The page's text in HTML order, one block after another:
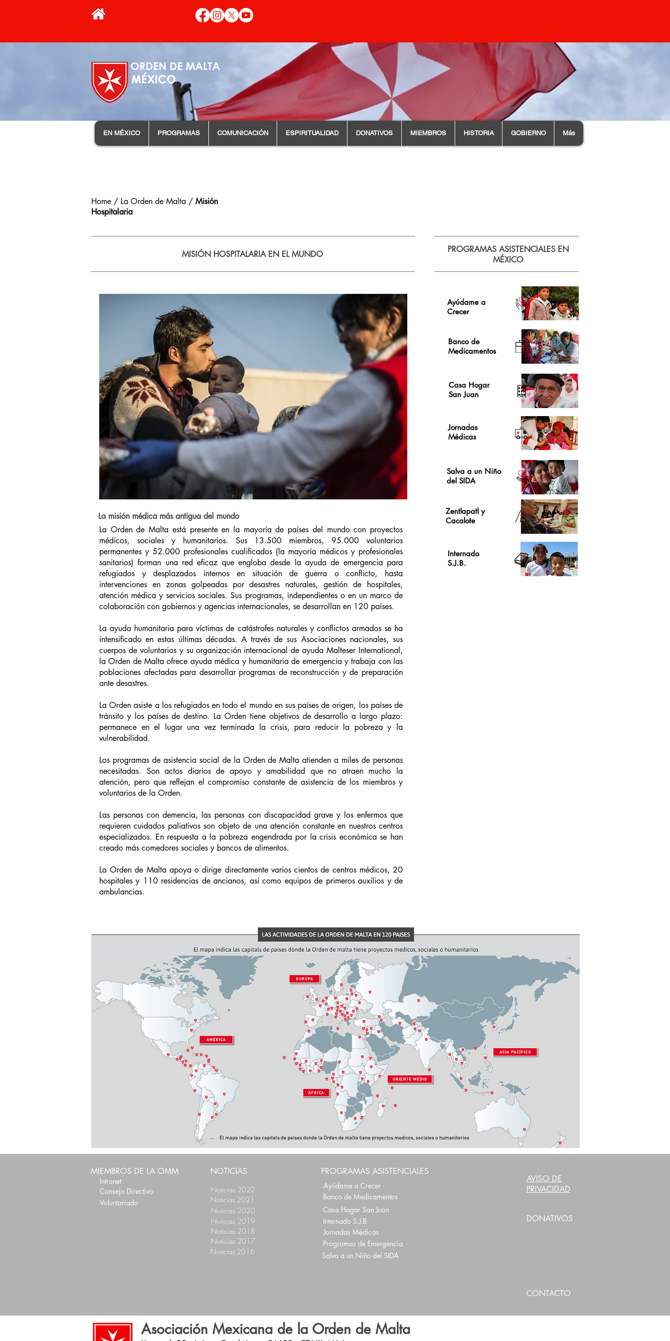
EN MÉXICO PROGRAMAS COMUNICACIÓN ESPIRITUALIDAD DONATIVOS MIEMBROS HISTORIA GOBIERNO Más
Home / La Orden de Malta / Misión
Hospitalaria
MISIÓN HOSPITALARIA EN EL MUNDO
La misión médica más antigua del mundo
La Orden de Malta está presente en la mayoría de países del mundo con proyectos
médicos, sociales y humanitarios. Sus 13.500 miembros, 95.000 voluntarios
permanentes y 52.000 profesionales cualificados (la mayoría médicos y profesionales
sanitarios) forman una red eficaz que engloba desde la ayuda de emergencia para
refugiados y desplazados internos en situación de guerra o conflicto, hasta
intervenciones en zonas golpeadas por desastres naturales, gestión de hospitales,
atención médica y servicios sociales. Sus programas, independientes o en un marco de
colaboración con gobiernos y agencias internacionales, se desarrollan en 120 países.
La ayuda humanitaria para víctimas de catástrofes naturales y conflictos armados se ha
intensificado en estas últimas décadas. A través de sus Asociaciones nacionales, sus
cuerpos de voluntarios y su organización internacional de ayuda Malteser International,
la Orden de Malta ofrece ayuda médica y humanitaria de emergencia y trabaja con las
poblaciones afectadas para desarrollar programas de reconstrucción y de preparación
ante desastres.
La Orden asiste a los refugiados en todo el mundo en sus países de origen, los países de
tránsito y los países de destino. La Orden tiene objetivos de desarrollo a largo plazo:
permanece en el lugar una vez terminada la crisis, para reducir la pobreza y la
vulnerabilidad.
Los programas de asistencia social de la Orden de Malta atienden a miles de personas
necesitadas. Son actos diarios de apoyo y amabilidad que no atraen mucho la
atención, pero que reflejan el compromiso constante de asistencia de los miembros y
voluntarios de la Orden.
Las personas con demencia, las personas con discapacidad grave y los enfermos que
requieren cuidados paliativos son objeto de una atención constante en nuestros centros
especializados. En respuesta a la pobreza engendrada por la crisis económica se han
creado más comedores sociales y bancos de alimentos.
La Orden de Malta apoya o dirige directamente varios cientos de centros médicos, 20
hospitales y 110 residencias de ancianos, así como equipos de primeros auxilios y de
ambulancias.
PROGRAMAS ASISTENCIALES EN
MÉXICO
Ayúdame a
Crecer
Banco de
Medicamentos
Casa Hogar
San Juan
Jornadas
Médicas
Salva a un Niño
del SIDA
Zentlapatl y
Cacalote
Internado
S.J.B.
MIEMBROS DE LA OMM
Intranet
Consejo Directivo
Voluntariado
PROGRAMAS ASISTENCIALES
NOTICIAS
Noticias 2022
Noticias 2021
Noticias 2020
Noticias 2019
Noticias 2018
Noticias 2017
Noticias 2016
Ayúdame a Crecer
Banco de Medicamentos
Casa Hogar San Juan
Internado S.J.B.
Jornadas Médicas
Programas de Emergencia
Salva a un Niño del SIDA
AVISO DE
PRIVACIDAD
DONATIVOS
CONTACTO
Asociación Mexicana de la Orden de Malta